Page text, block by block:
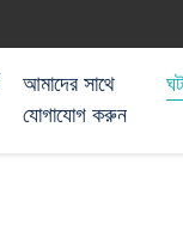
আমাদের সাথে
যোগাযোগ করুন